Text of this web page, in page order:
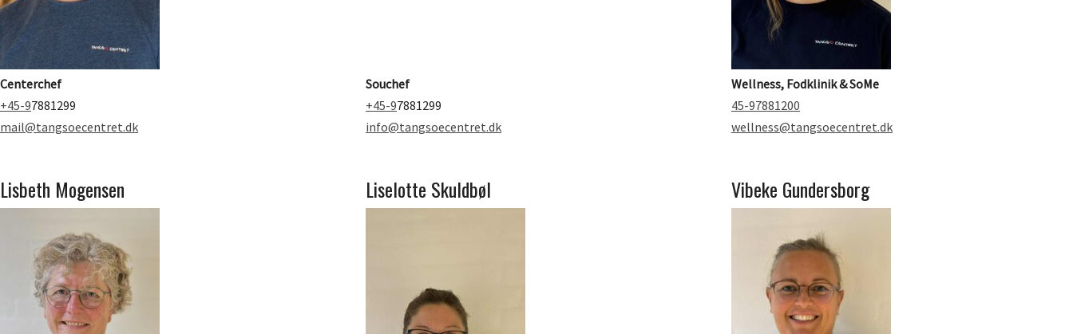
Centerchef
+45-97881299
mail@tangsoecentret.dk
Souchef
+45-97881299
info@tangsoecentret.dk
Wellness, Fodklinik & SoMe
45-97881200
wellness@tangsoecentret.dk
Lisbeth Mogensen Liselotte Skuldbøl Vibeke Gundersborg